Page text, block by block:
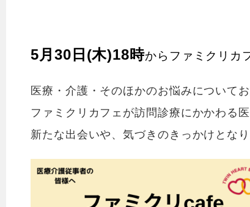
意思決定支援に関する指
針
プライバシーポリシー
5月30日(木)18時からファミクリカ
医療・介護・そのほかのお悩みについて
ファミクリカフェが訪問診療にかかわる
新たな出会いや、気づきのきっかけとな